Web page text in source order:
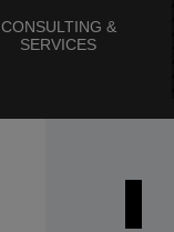
CONSULTING &
SERVICES